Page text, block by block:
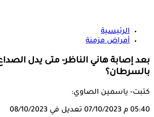
الرئيسية
أمراض مزمنة
بعد إصابة هاني الناظر- متى يدل
بالسرطان؟
كتبت- ياسمين الصاوي:
05:40 م 07/10/2023 تعديل في 08/10/2023